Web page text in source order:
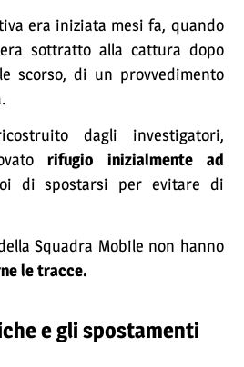
era iniziata mesi fa, quando
sottratto alla cattura dopo
scorso, di un provvedimento
dagli investigatori,
rifugio inizialmente ad
di spostarsi per evitare di
Squadra Mobile non hanno
le tracce.
e gli spostamenti